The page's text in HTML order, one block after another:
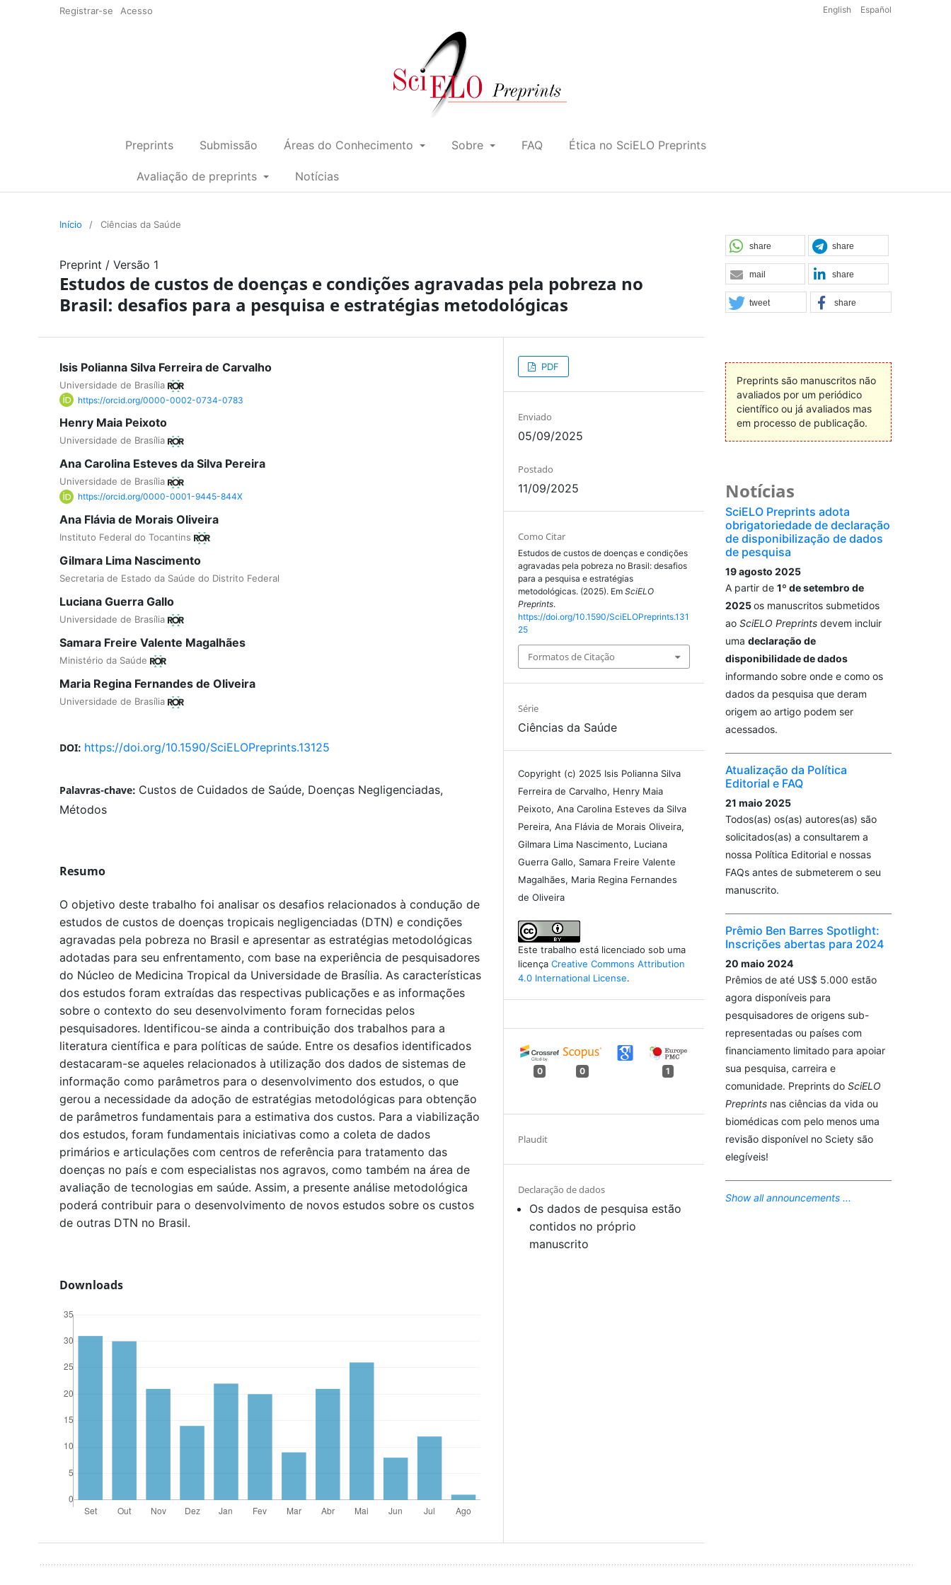
Registrar-se Acesso English Español
Preprints Submissão Áreas do Conhecimento Sobre FAQ Ética no SciELO Preprints
Avaliação de preprints Notícias
Início / Ciências da Saúde
Preprint / Versão 1
Estudos de custos de doenças e condições agravadas pela pobreza no
Brasil: desafios para a pesquisa e estratégias metodológicas
Isis Polianna Silva Ferreira de Carvalho
Universidade de Brasília
https://orcid.org/0000-0002-0734-0783
Henry Maia Peixoto
Universidade de Brasília
Ana Carolina Esteves da Silva Pereira
Universidade de Brasília
https://orcid.org/0000-0001-9445-844X
Ana Flávia de Morais Oliveira
Instituto Federal do Tocantins
Gilmara Lima Nascimento
Secretaria de Estado da Saúde do Distrito Federal
Luciana Guerra Gallo
Universidade de Brasília
Samara Freire Valente Magalhães
Ministério da Saúde
Maria Regina Fernandes de Oliveira
Universidade de Brasília
DOI: https://doi.org/10.1590/SciELOPreprints.13125
Palavras-chave: Custos de Cuidados de Saúde, Doenças Negligenciadas,
Métodos
Resumo
O objetivo deste trabalho foi analisar os desafios relacionados à condução de
estudos de custos de doenças tropicais negligenciadas (DTN) e condições
agravadas pela pobreza no Brasil e apresentar as estratégias metodológicas
adotadas para seu enfrentamento, com base na experiência de pesquisadores
do Núcleo de Medicina Tropical da Universidade de Brasília. As características
dos estudos foram extraídas das respectivas publicações e as informações
sobre o contexto do seu desenvolvimento foram fornecidas pelos
pesquisadores. Identificou-se ainda a contribuição dos trabalhos para a
literatura científica e para políticas de saúde. Entre os desafios identificados
destacaram-se aqueles relacionados à utilização dos dados de sistemas de
informação como parâmetros para o desenvolvimento dos estudos, o que
gerou a necessidade da adoção de estratégias metodológicas para obtenção
de parâmetros fundamentais para a estimativa dos custos. Para a viabilização
dos estudos, foram fundamentais iniciativas como a coleta de dados
primários e articulações com centros de referência para tratamento das
doenças no país e com especialistas nos agravos, como também na área de
avaliação de tecnologias em saúde. Assim, a presente análise metodológica
poderá contribuir para o desenvolvimento de novos estudos sobre os custos
de outras DTN no Brasil.
Downloads
PDF
Enviado
05/09/2025
Postado
11/09/2025
Como Citar
Estudos de custos de doenças e condições
agravadas pela pobreza no Brasil: desafios
para a pesquisa e estratégias
metodológicas. (2025). EmSciELO
Preprints.
https://doi.org/10.1590/SciELOPreprints.131
25
Formatos de Citação
Série
Ciências da Saúde
Copyright (c) 2025 Isis Polianna Silva
Ferreira de Carvalho, Henry Maia
Peixoto, Ana Carolina Esteves da Silva
Pereira, Ana Flávia de Morais Oliveira,
Gilmara Lima Nascimento, Luciana
Guerra Gallo, Samara Freire Valente
Magalhães, Maria Regina Fernandes
de Oliveira
Este trabalho está licenciado sob uma
licençaCreative Commons Attribution
4.0 International License.
0 0 1
Plaudit
Declaração de dados
Os dados de pesquisa estão
contidos no próprio
manuscrito
share share
mail share
tweet share
Preprints são manuscritos não
avaliados por um periódico
científico ou já avaliados mas
em processo de publicação.
Notícias
SciELO Preprints adota
obrigatoriedade de declaração
de disponibilização de dados
de pesquisa
19 agosto 2025
A partir de 1º de setembro de
2025os manuscritos submetidos
ao SciELO Preprintsdevem incluir
uma declaração de
disponibilidade de dados
informando sobre onde e como os
dados da pesquisa que deram
origem ao artigo podem ser
acessados.
Atualização da Política
Editorial e FAQ
21 maio 2025
Todos(as) os(as) autores(as) são
solicitados(as) a consultarem a
nossa Política Editorial e nossas
FAQs antes de submeterem o seu
manuscrito.
Prêmio Ben Barres Spotlight:
Inscrições abertas para 2024
20 maio 2024
Prêmios de até US$ 5.000 estão
agora disponíveis para
pesquisadores de origens sub-
representadas ou países com
financiamento limitado para apoiar
sua pesquisa, carreira e
comunidade. Preprints do SciELO
Preprintsnas ciências da vida ou
biomédicas com pelo menos uma
revisão disponível no Sciety são
elegíveis!
Show all announcements ...